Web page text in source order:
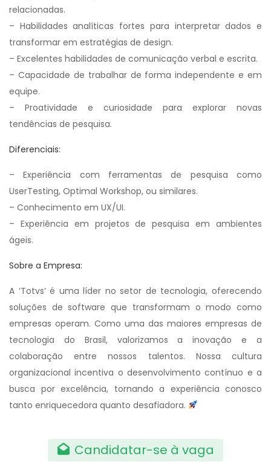
relacionadas.
– Habilidades analíticas fortes para interpretar dados e
transformar em estratégias de design.
– Excelentes habilidades de comunicação verbal e escrita.
– Capacidade de trabalhar de forma independente e em
equipe.
– Proatividade e curiosidade para explorar novas
tendências de pesquisa.
Diferenciais:
– Experiência com ferramentas de pesquisa como
UserTesting, Optimal Workshop, ou similares.
– Conhecimento em UX/UI.
– Experiência em projetos de pesquisa em ambientes
ágeis.
Sobre a Empresa:
A ‘Totvs’ é uma líder no setor de tecnologia, oferecendo
soluções de software que transformam o modo como
empresas operam. Como uma das maiores empresas de
tecnologia do Brasil, valorizamos a inovação e a
colaboração entre nossos talentos. Nossa cultura
organizacional incentiva o desenvolvimento contínuo e a
busca por excelência, tornando a experiência conosco
tanto enriquecedora quanto desafiadora.
Candidatar-se à vaga